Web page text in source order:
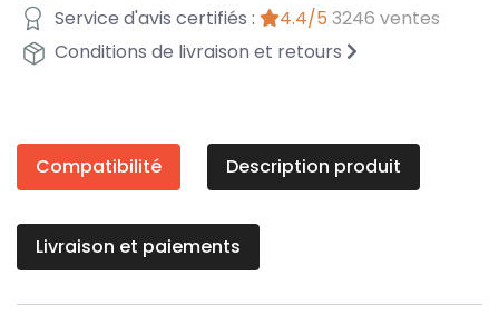
Service d'avis certifiés :
4.4/5 3246 ventes
Conditions de livraison et retours
Compatibilité Description produit
Livraison et paiements